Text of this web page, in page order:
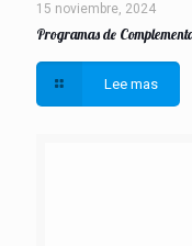
15 noviembre, 2024
Programas de
Lee mas